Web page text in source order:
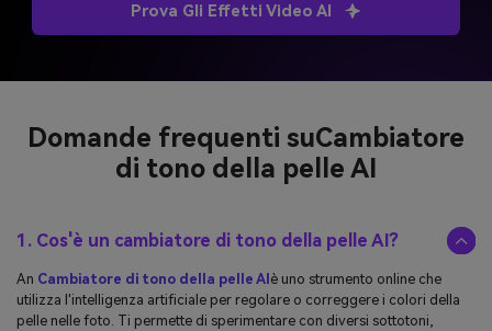
Prova Gli Effetti Video AI
Domande frequenti suCambiatore
di tono della pelle AI
1. Cos'è un cambiatore di tono della pelle AI?
An Cambiatore di tono della pelle AI è uno strumento online che
utilizza l'intelligenza artificiale per regolare o correggere i colori della
pelle nelle foto. Ti permette di sperimentare con diversi sottotoni,